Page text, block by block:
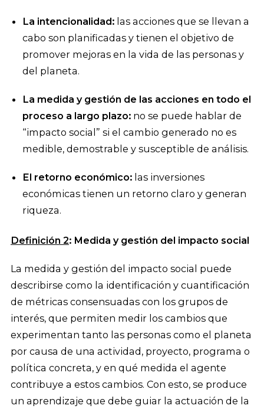
La intencionalidad: las acciones que se llevan a
cabo son planificadas y tienen el objetivo de
promover mejoras en la vida de las personas y
del planeta.
La medida y gestión de las acciones en todo el
proceso a largo plazo: no se puede hablar de
“impacto social” si el cambio generado no es
medible, demostrable y susceptible de análisis.
El retorno económico: las inversiones
económicas tienen un retorno claro y generan
riqueza.
Definición 2: Medida y gestión del impacto social
La medida y gestión del impacto social puede
describirse como la identificación y cuantificación
de métricas consensuadas con los grupos de
interés, que permiten medir los cambios que
experimentan tanto las personas como el planeta
por causa de una actividad, proyecto, programa o
política concreta, y en qué medida el agente
contribuye a estos cambios. Con esto, se produce
un aprendizaje que debe guiar la actuación de la